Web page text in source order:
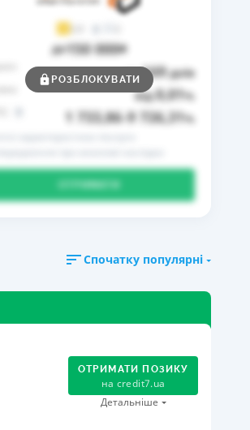
3,9
до150 000₴
до 169днів
від0,01%
1 733,86 9 726,31%
РОЗБЛОКУВАТИ
Спочатку популярні
ОТРИМАТИ ПОЗИКУ
на credit7.ua
Детальніше